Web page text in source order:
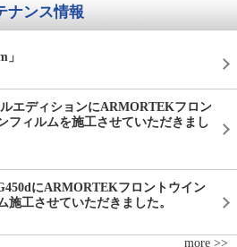
ナンス情報
」
エディションにARMORTEKフロン
フィルムを施工させていただきまし
にARMORTEKフロントウイン
施工させていただきました。
more >>